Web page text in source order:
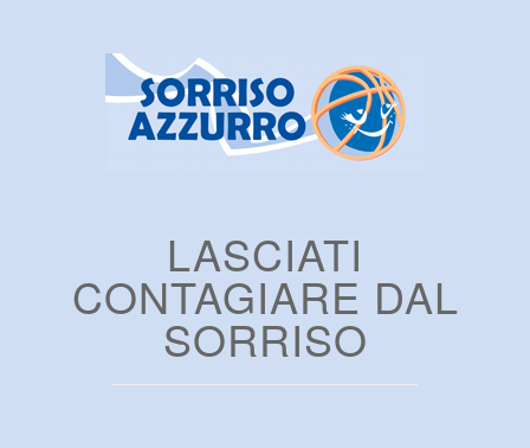
LASCIATI
CONTAGIARE DAL
SORRISO